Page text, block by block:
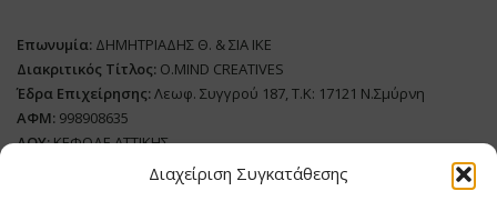
Διαχείριση Συγκατάθεσης
Επωνυμία: ΔΗΜΗΤΡΙΑΔΗΣ Θ. & ΣΙΑ ΙΚΕ
Διακριτικός Τίτλος: O.MIND CREATIVES
Έδρα Επιχείρησης:Λεωφ. Συγγρού 187, Τ.Κ: 17121 Ν.Σμύρνη
ΑΦΜ: 998908635
ΔΟΥ:ΚΕΦΟΔΕ ΑΤΤΙΚΗΣ
Όνομα Ιδιοκτήτη και Νόμιμο Πρόσωπο: Θεόδωρος Δημητριάδης